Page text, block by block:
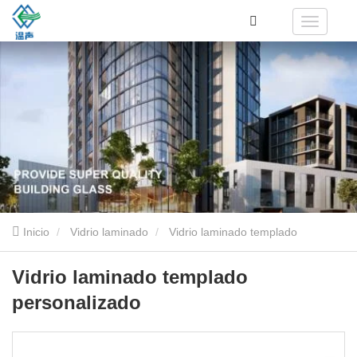
Inicio Vidrio laminado
personalizado
Vidrio laminado templado
personalizado